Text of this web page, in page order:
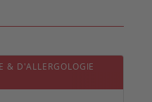
& D'ALLERGOLOGIE